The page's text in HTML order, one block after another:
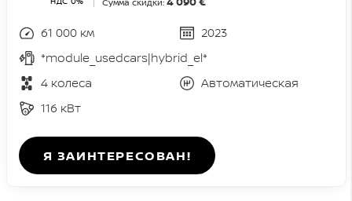
61 000 км
2023
*module_usedcars|hybrid_el*
4 колеса
Автоматическая
116 кВт
Я ЗАИНТЕРЕСОВАН!